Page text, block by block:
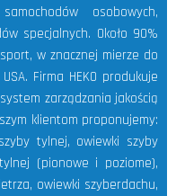
osobowych,
specjalnych. Około 90%
w znacznej mierze do
Firma HEKO produkuje
zarządzania jakością
klientom proponujemy:
tylnej, owiewki szyby
(pionowe i poziome),
owiewki szyberdachu,